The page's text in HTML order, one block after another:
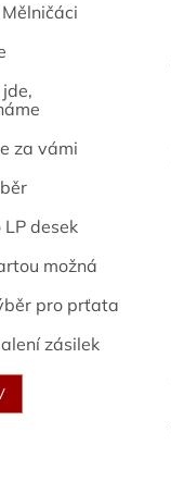
za vámi
desek
možná
pro prťata
zásilek